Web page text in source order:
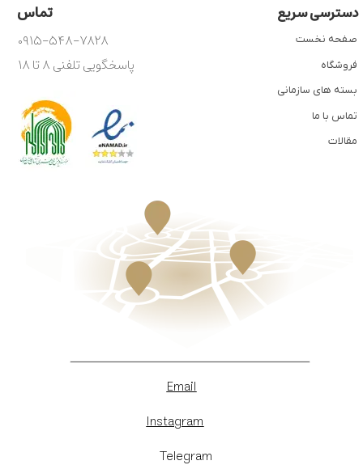
دسترسی سریع تماس
۰۹۱۵-۵۴۸-۷۸۲۸
پاسخگویی تلفنی ۸ تا ۱۸
صفحه نخست
فروشگاه
بسته های سازمانی
تماس با ما
مقالات
Email
Instagram
​Telegram